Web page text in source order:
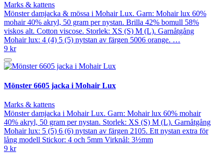
Marks & kattens
Mönster damjacka & mössa i Mohair Lux. Garn: Mohair lux 60%
mohair 40% akryl, 50 gram per nystan. Brilla 42% bomull 58%
viskos alt. Cotton viscose. Storlek: XS (S) M (L). Garnåtgång
Mohair lux: 4 (4) 5 (5) nytstan av färgen 5006 orange. …
9 kr
Mönster 6605 jacka i Mohair Lux
Marks & kattens
Mönster damjacka i Mohair Lux. Garn: Mohair lux 60% mohair
40% akryl, 50 gram per nystan. Storlek: XS (S) M (L). Garnåtgång
Mohair lux: 5 (5) 6 (6) nytstan av färgen 2105. Ett nystan extra för
lång modell Stickor: 4 och 5mm Virknål: 3½mm
9 kr